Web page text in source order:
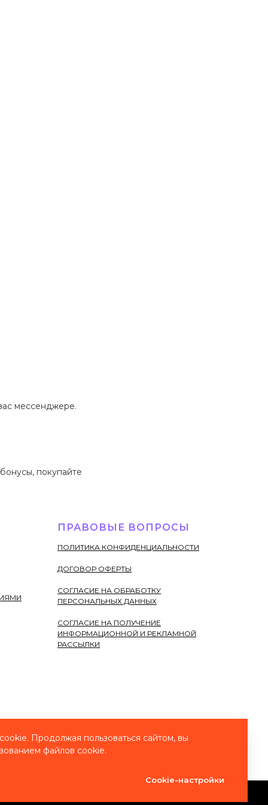
мессенджере.
покупайте
Продолжая пользоваться сайтом, вы
файлов cookie.
Cookie-настройки
ПРАВОВЫЕ ВОПРОСЫ
ПОЛИТИКА КОНФИДЕНЦИАЛЬНОСТИ
ДОГОВОР ОФЕРТЫ
СОГЛАСИЕ НА ОБРАБОТКУ
ПЕРСОНАЛЬНЫХ ДАННЫХ
СОГЛАСИЕ НА ПОЛУЧЕНИЕ
ИНФОРМАЦИОННОЙ И РЕКЛАМНОЙ
РАССЫЛКИ